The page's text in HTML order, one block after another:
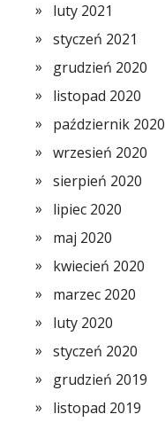
luty 2021
styczeń 2021
grudzień 2020
listopad 2020
październik 2020
wrzesień 2020
sierpień 2020
lipiec 2020
maj 2020
kwiecień 2020
marzec 2020
luty 2020
styczeń 2020
grudzień 2019
listopad 2019